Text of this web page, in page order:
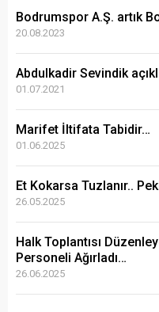
Bodrumspor A.Ş. artık
20.08.2023
Abdulkadir Sevindik
01.07.2021
Marifet İltifata Tabidir…
01.06.2025
Et Kokarsa Tuzlanır..
26.05.2025
Halk Toplantısı
Personeli Ağırladı…
26.06.2025